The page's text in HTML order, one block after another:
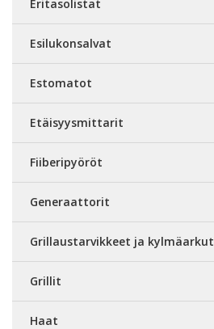
Eritasolistat
Esilukonsalvat
Estomatot
Etäisyysmittarit
Fiiberipyöröt
Generaattorit
Grillaustarvikkeet ja kylmäarkut
Grillit
Haat